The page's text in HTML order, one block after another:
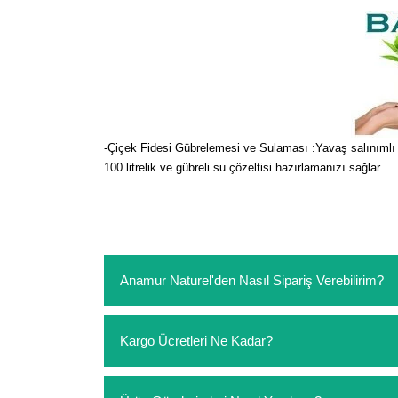
-Çiçek Fidesi Gübrelemesi ve Sulaması :Yavaş
100 litrelik ve gübreli su çözeltisi hazırlamanızı sağlar.
Anamur Naturel'den Nasıl Sipariş Verebilirim?
sipariş verebilirsiniz. Sitemizden vereceğiniz
ödeme yoktur.
Kargo Ücretleri Ne Kadar?